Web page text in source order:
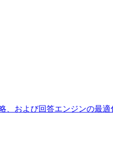
、および回答エンジンの最適